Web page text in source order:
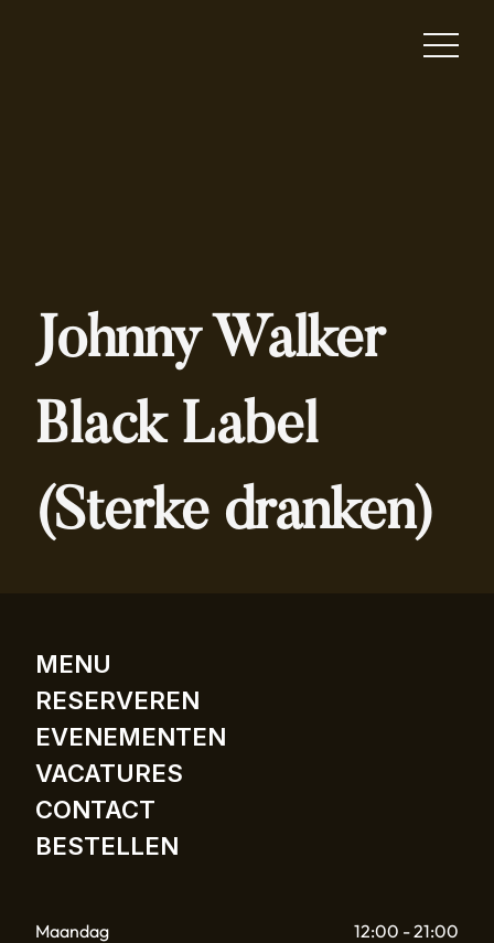
Johnny Walker
Black Label
(Sterke dranken)
MENU
RESERVEREN
EVENEMENTEN
VACATURES
CONTACT
BESTELLEN
Maandag
12:00 - 21:00